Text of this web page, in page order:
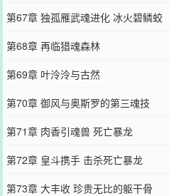
第67章 独孤雁武魂进化 冰火碧鳞蛟
第68章 再临猎魂森林
第69章 叶泠泠与古然
第70章 御风与奥斯罗的第三魂技
第71章 肉香引魂兽 死亡暴龙
第72章 皇斗携手 击杀死亡暴龙
第73章 大丰收 珍贵无比的躯干骨